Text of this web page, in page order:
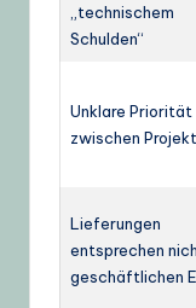
„technischem
Schulden“
Unklare Priorität
zwischen
Lieferungen
entsprechen
geschäftlichen